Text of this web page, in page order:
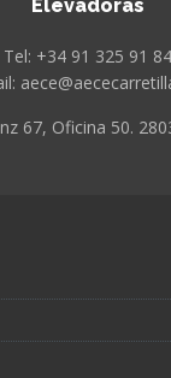
Elevadoras
Tel: +34 91 325 91 84
67, Oficina 50.